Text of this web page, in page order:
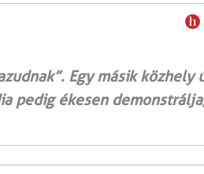
Egy másik közhely
pedig ékesen